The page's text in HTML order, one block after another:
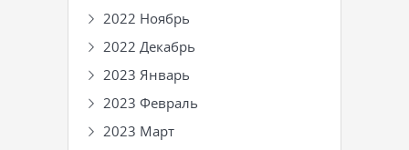
2022 Ноябрь
2022 Декабрь
2023 Январь
2023 Февраль
2023 Март